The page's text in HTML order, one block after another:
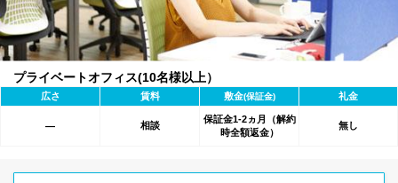
プライベートオフィス(10名様以上）
広さ 賃料 敷金(保証金) 礼金
― 相談
保証金1-2ヵ月（解約
時全額返金）
無し